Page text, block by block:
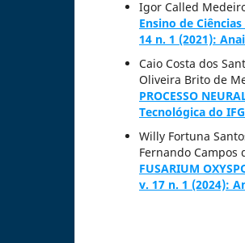
Igor Called
Ensino de
14 n. 1 (2021):
Caio Costa dos
Oliveira Brito de
PROCESSO
Tecnológica do
Willy Fortuna
Fernando Campos
FUSARIUM
v. 17 n. 1 (2024):